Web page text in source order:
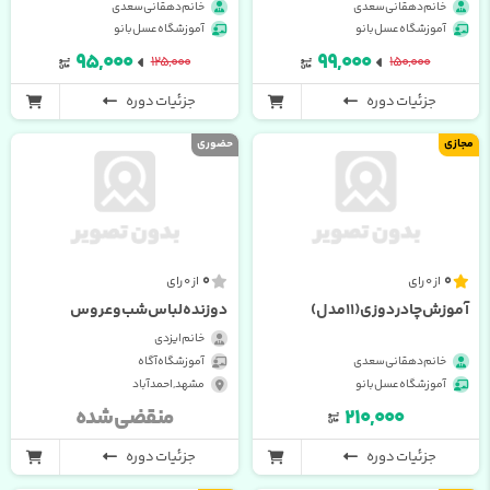
خانم دهقانی سعدی
آموزشگاه عسل بانو
۱۵۰,۰۰۰ ۹۹,۰۰۰
جزئیات دوره
خانم دهقانی سعدی
آموزشگاه عسل بانو
۱۲۵,۰۰۰ ۹۵,۰۰۰
جزئیات دوره
مجازی
0 از 0 رای
آموزش چادر دوزی (11 مدل)
خانم دهقانی سعدی
آموزشگاه عسل بانو
۲۱۰,۰۰۰
جزئیات دوره
حضوری
0 از 0 رای
دوزنده لباس شب و عروس
خانم ایزدی
آموزشگاه آگاه
مشهد , احمدآباد
منقضی شده
جزئیات دوره